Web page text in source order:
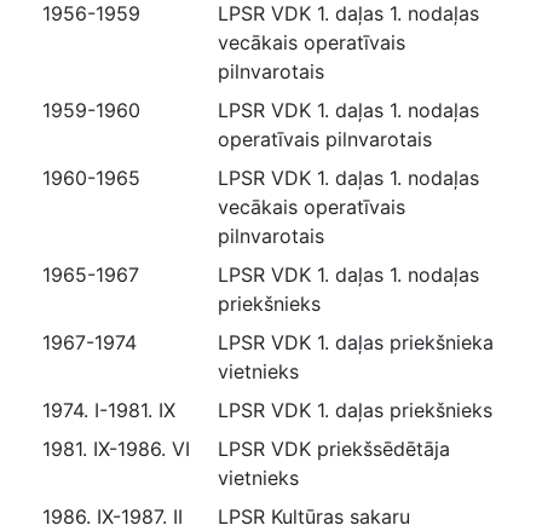
1956-1959
LPSR VDK 1. daļas 1. nodaļas
vecākais operatīvais
pilnvarotais
1959-1960
LPSR VDK 1. daļas 1. nodaļas
operatīvais pilnvarotais
1960-1965
LPSR VDK 1. daļas 1. nodaļas
vecākais operatīvais
pilnvarotais
1965-1967
LPSR VDK 1. daļas 1. nodaļas
priekšnieks
1967-1974
LPSR VDK 1. daļas priekšnieka
vietnieks
1974. I-1981. IX
LPSR VDK 1. daļas priekšnieks
1981. IX-1986. VI
LPSR VDK priekšsēdētāja
vietnieks
1986. IX-1987. II
LPSR Kultūras sakaru